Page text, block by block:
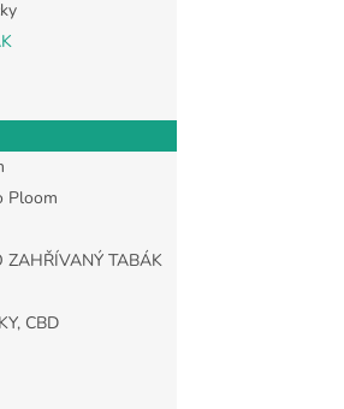
Ploom
ZAHŘÍVANÝ TABÁK
CBD